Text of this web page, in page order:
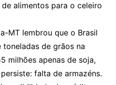
alimentos para o celeiro
MT lembrou que o Brasil
de grãos na
milhões apenas de soja,
falta de armazéns.